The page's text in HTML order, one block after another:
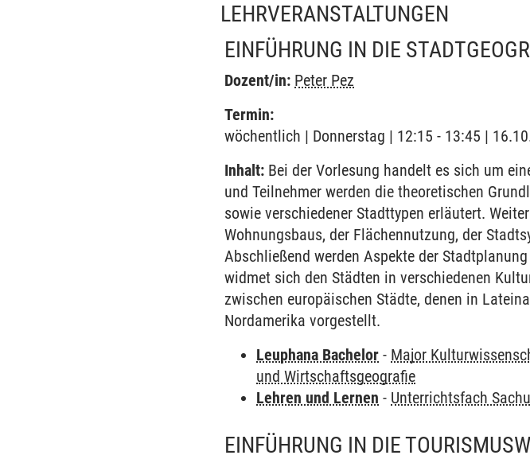
LEHRVERANSTALTUNGEN
EINFÜHRUNG IN DIE
Dozent/in: Peter Pez
Termin:
wöchentlich | Donnerstag | 12:15 - 13:45 |
Inhalt: Bei der Vorlesung handelt es sich um
und Teilnehmer werden die theoretischen
sowie verschiedener Stadttypen erläutert.
Wohnungsbaus, der Flächennutzung, der
Abschließend werden Aspekte der
widmet sich den Städten in verschiedenen
zwischen europäischen Städte, denen in
Nordamerika vorgestellt.
Leuphana Bachelor - Major
und Wirtschaftsgeografie
Lehren und Lernen - Unterrichtsfach
EINFÜHRUNG IN DIE